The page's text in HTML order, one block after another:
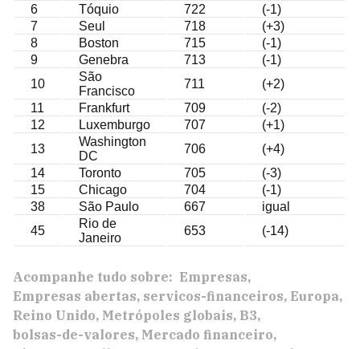
6
Tóquio 722
(-1)
7
Seul 718
(+3)
8
Boston 715
(-1)
9
Genebra 713
(-1)
10
São
Francisco
711
(+2)
11
Frankfurt 709
(-2)
12
Luxemburgo 707
(+1)
13
Washington
DC
706
(+4)
14
Toronto 705
(-3)
15
Chicago 704
(-1)
38
São Paulo 667
igual
45
Rio de
Janeiro
653 (-14)
Acompanhe tudo sobre: Empresas
Empresas abertas servicos-financeiros Europa
Reino Unido Metrópoles globais B3
bolsas-de-valores Mercado financeiro